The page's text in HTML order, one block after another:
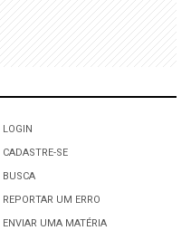
LOGIN
CADASTRE-SE
BUSCA
REPORTAR UM ERRO
ENVIAR UMA MATÉRIA